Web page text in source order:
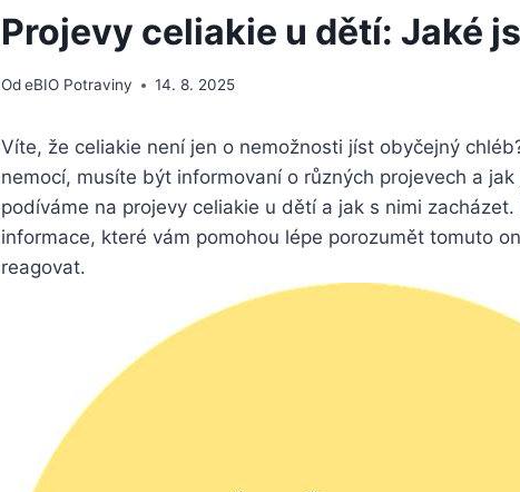
Projevy celiakie u dětí: Jaké
OdeBIO Potraviny 14. 8. 2025
Víte, že celiakie není‌ jen o ⁣nemožnosti jíst obyčejný
nemocí,⁢ musíte ⁣být informovaní o různých‍ projevech a
podíváme ⁢na projevy ‌celiakie u dětí⁣ a⁣ jak s nimi
informace,⁣ které vám ‌pomohou ​lépe porozumět tomuto
reagovat.